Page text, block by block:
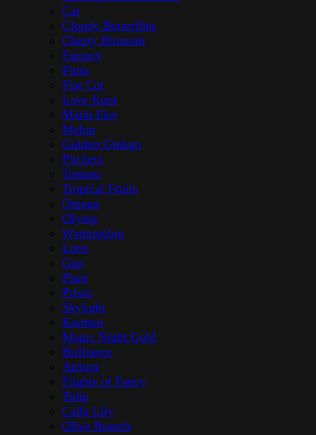
Cat
Cloudy Butterflies
Cherry Blossom
Fantasy
Flora
Flat Cut
Love Knot
Maria Flor
Melon
Golden Ginkgo
Pitchers
Tomato
Tropical Fruits
Omega
Olymp
Watermelon
Loris
Gap
Plant
Prism
Skylight
Karmen
Magic Night Gold
Brilliance
Atrium
Flights of Fancy
Tulip
Calla Lily
Olive Branch